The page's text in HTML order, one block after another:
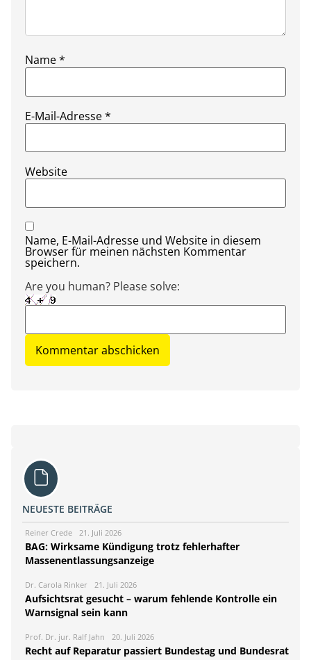
Name*
E-Mail-Adresse*
Website
Name, E-Mail-Adresse und Website in diesem
Browser für meinen nächsten Kommentar
speichern.
Are you human? Please solve:
NEUESTE BEITRÄGE
Reiner Crede 21. Juli 2026
BAG: Wirksame Kündigung trotz fehlerhafter
Massenentlassungsanzeige
Dr. Carola Rinker 21. Juli 2026
Aufsichtsrat gesucht – warum fehlende Kontrolle ein
Warnsignal sein kann
Prof. Dr. jur. Ralf Jahn 20. Juli 2026
Recht auf Reparatur passiert Bundestag und Bundesrat